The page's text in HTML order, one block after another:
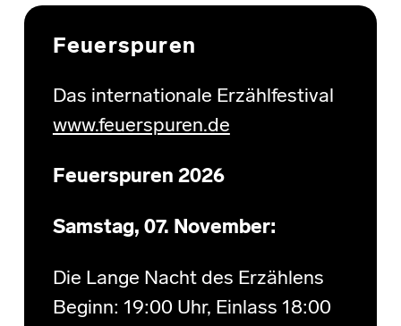
Skip back to main navigation
Feuerspuren
Das internationale Erzählfestival
www.feuerspuren.de
Feuerspuren 2026
Samstag, 07. November:
Die Lange Nacht des Erzählens
Beginn: 19:00 Uhr, Einlass 18:00